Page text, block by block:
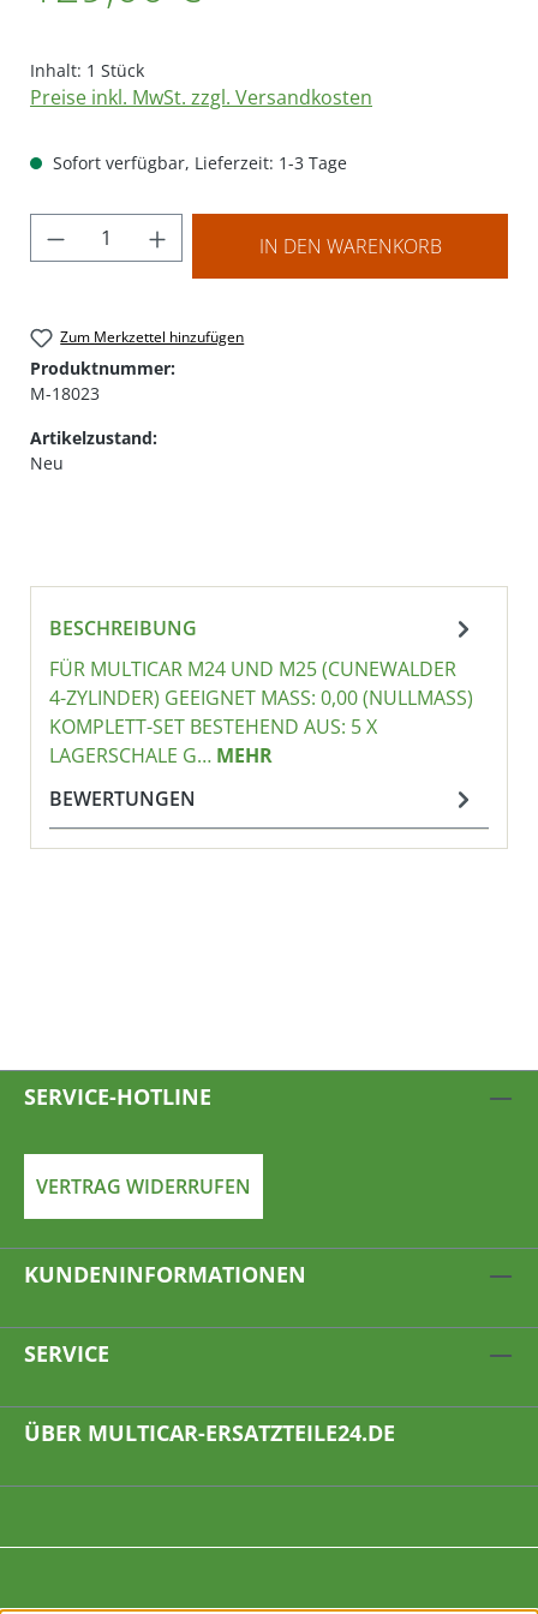
Inhalt: 1 Stück
Preise inkl. MwSt. zzgl. Versandkosten
Sofort verfügbar, Lieferzeit: 1-3 Tage
Produkt Anzahl: Gib den gewünschten
IN DEN WARENKORB
Zum Merkzettel hinzufügen
Produktnummer:
M-18023
Artikelzustand:
Neu
BESCHREIBUNG
FÜR MULTICAR M24 UND M25 (CUNEWALDER
4-ZYLINDER) GEEIGNET MASS: 0,00 (NULLMASS) KO
MPLETT-SET BESTEHEND AUS: 5 X LA
GERSCHALE G… MEHR
BEWERTUNGEN
SERVICE-HOTLINE
VERTRAG WIDERRUFEN
KUNDENINFORMATIONEN
SERVICE
ÜBER MULTICAR-ERSATZTEILE24.DE